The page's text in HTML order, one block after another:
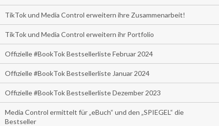
TikTok und Media Control erweitern ihre Zusammenarbeit!
TikTok und Media Control erweitern ihr Portfolio
Offizielle #BookTok Bestsellerliste Februar 2024
Offizielle #BookTok Bestsellerliste Januar 2024
Offizielle #BookTok Bestsellerliste Dezember 2023
Media Control ermittelt für „eBuch“ und den „SPIEGEL“ die
Bestseller